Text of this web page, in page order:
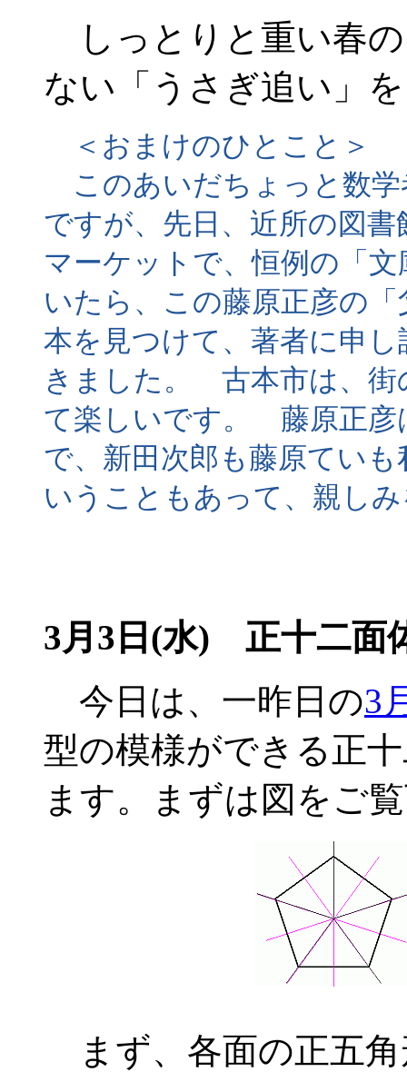
しっとりと重い春
ない「うさぎ追い」
＜おまけのひとこと＞
このあいだちょっと数学
ですが、先日、近所の図
マーケットで、恒例の「
いたら、この藤原正彦の
本を見つけて、著者に申
きました。 古本市は、街
て楽しいです。 藤原正彦
で、新田次郎も藤原てい
いうこともあって、親し
3月3日(水) 正十二面
今日は、一昨日の3
型の模様ができる正
ます。まずは図をご
まず、各面の正五